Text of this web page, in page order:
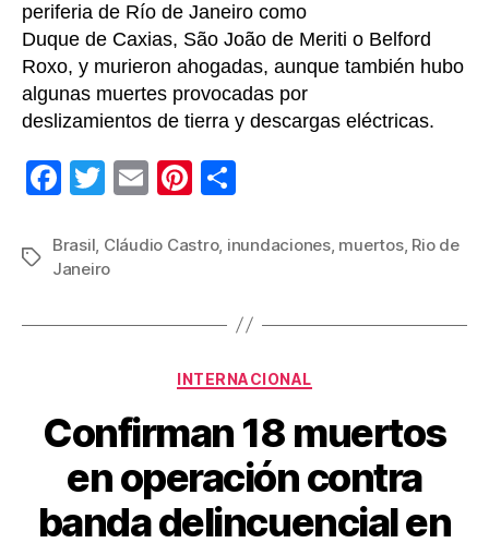
periferia de Río de Janeiro como
Duque de Caxias, São João de Meriti o Belford
Roxo, y murieron ahogadas, aunque también hubo
algunas muertes provocadas por
deslizamientos de tierra y descargas eléctricas.
F
c
e
b
k
T
tt
er
E
ail
Pi
er
st
m
ar
Etiquetas
Brasil, Cláudio Castro, inundaciones, muertos, Rio de
Janeiro
Categorías
INTERNACIONAL
Confirman 18 muertos
en operación contra
banda delincuencial en